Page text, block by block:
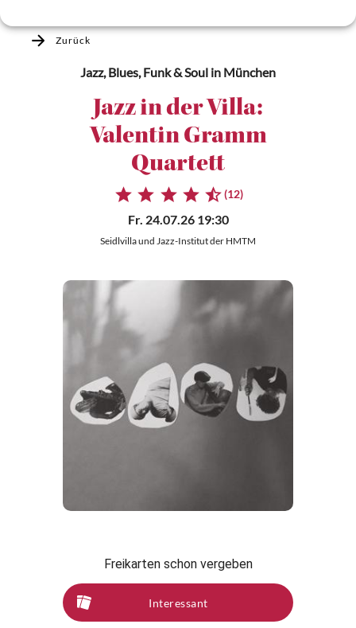
Zurück
Jazz, Blues, Funk & Soul in München
Jazz in der Villa:
Valentin Gramm
Quartett
(12)
Fr. 24.07.26 19:30
Seidlvilla und Jazz-Institut der HMTM
Freikarten schon vergeben
Interessant